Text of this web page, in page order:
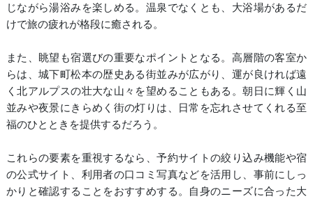
じながら湯浴みを楽しめる。温泉でなくとも、大浴場があるだ
けで旅の疲れが格段に癒される。
また、眺望も宿選びの重要なポイントとなる。高層階の客室か
らは、城下町松本の歴史ある街並みが広がり、運が良ければ遠
く北アルプスの壮大な山々を望めることもある。朝日に輝く山
並みや夜景にきらめく街の灯りは、日常を忘れさせてくれる至
福のひとときを提供するだろう。
これらの要素を重視するなら、予約サイトの絞り込み機能や宿
の公式サイト、利用者の口コミ写真などを活用し、事前にしっ
かりと確認することをおすすめする。自身のニーズに合った大